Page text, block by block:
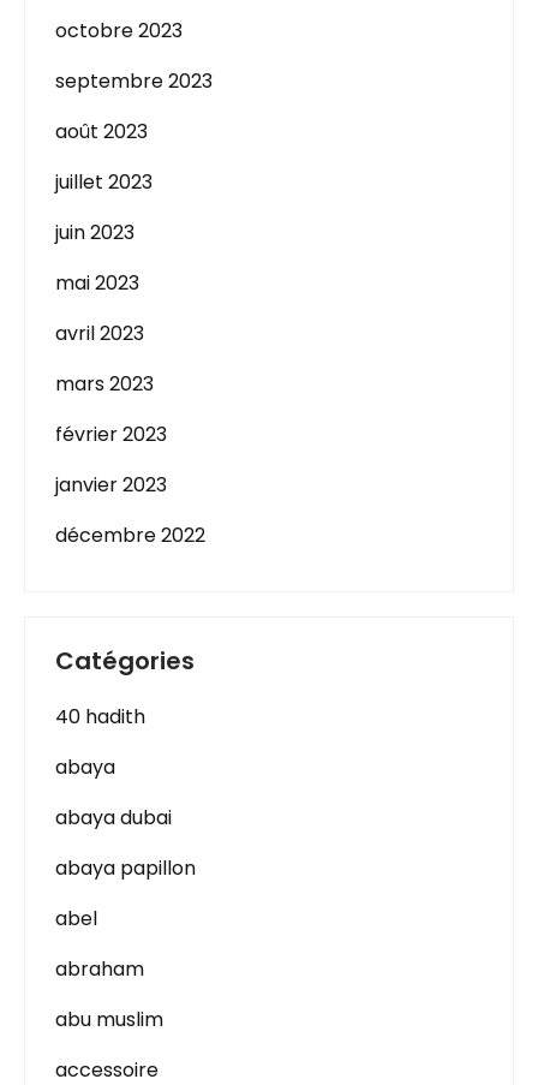
octobre 2023
septembre 2023
août 2023
juillet 2023
juin 2023
mai 2023
avril 2023
mars 2023
février 2023
janvier 2023
décembre 2022
Catégories
40 hadith
abaya
abaya dubai
abaya papillon
abel
abraham
abu muslim
accessoire